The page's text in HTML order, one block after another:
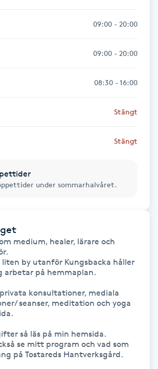
09:00 - 20:00
09:00 - 20:00
08:30 - 16:00
Stängt
Stängt
under sommarhalvåret.
medium, healer, lärare och
liten by utanför Kungsbacka håller
arbetar på hemmaplan.
konsultationer, mediala
seanser, meditation och yoga
så läs på min hemsida.
se mitt program och vad som
på Tostareds Hantverksgård.